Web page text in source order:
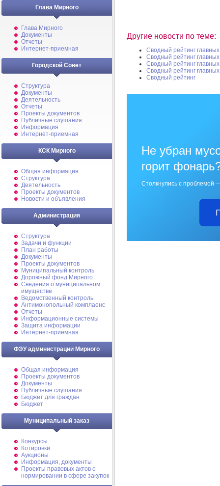
Глава Мирного
Глава Мирного
Документы
Отчеты
Интернет-приемная
Городской Совет
Структура
Документы
Деятельность
Отчеты
Проекты документов
Публичные слушания
Информация
Интернет-приемная
КСК Мирного
Общая информация
Структура
Деятельность
Проекты документов
Новости и объявления
Администрация
Структура
Задачи и функции
План работы
Документы
Проекты документов
Муниципальный контроль
Дорожный фонд Мирного
Cведения о муниципальном
имуществе
Ведомственный контроль
Антимонопольный комплаенс
Отчеты
Информационные системы
Защита информации
Интернет-приемная
ФЭУ администрации Мирного
Общая информация
Проекты документов
Документы
Публичные слушания
Бюджет для граждан
Бюджет
Муниципальный заказ
Конкурсы
Котировки
Аукционы
Информация, документы
Проекты правовых актов о
нормировании в сфере закупок
Другие новости по теме:
Сводный рейтинг
Сводный рейтинг
Сводный рейтинг
Сводный рейтинг
Сводный рейтинг
Не убран
горит
Столкнулись с проблемой